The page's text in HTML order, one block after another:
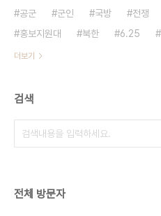
공군
군인 국방 전쟁
홍보지원대
북한 6.25
더보기
검색
전체 방문자